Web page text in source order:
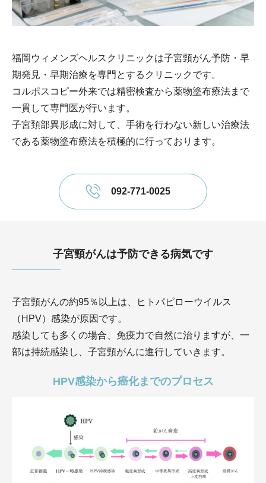
福岡ウィメンズヘルスクリニックは子宮頸がん予防・早
期発見・早期治療を専門とするクリニックです。
コルポスコピー外来では精密検査から薬物塗布療法まで
一貫して専門医が行います。
子宮頚部異形成に対して、手術を行わない新しい治療法
である薬物塗布療法を積極的に行っております。
092-771-0025
子宮頸がんは予防できる病気です
子宮頸がんの約95％以上は、ヒトパピローウイルス
（HPV）感染が原因です。
感染しても多くの場合、免疫力で自然に治りますが、一
部は持続感染し、子宮頸がんに進行していきます。
HPV感染から癌化までのプロセス